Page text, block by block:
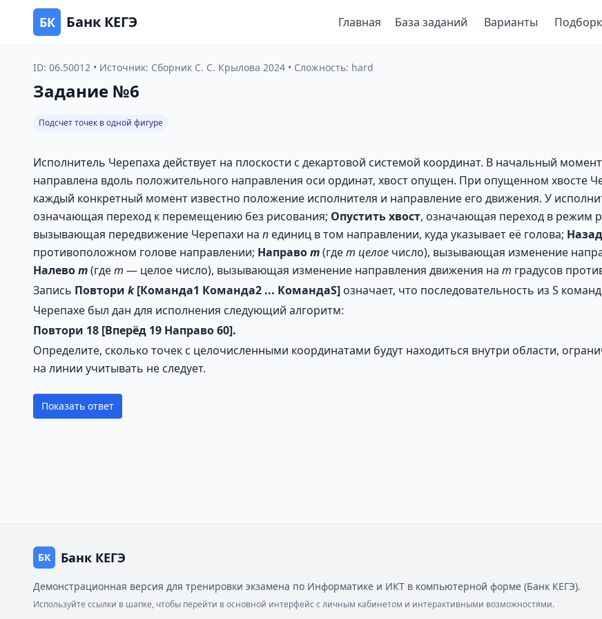
БК Банк КЕГЭ Главная База заданий Варианты
ID: 06.50012 • Источник: Сборник С. С. Крылова 2024 • Сложность: hard
Задание №6
Подсчет точек в одной фигуре
Исполнитель Черепаха действует на плоскости с декартовой системой координат. В начальный
направлена вдоль положительного направления оси ординат, хвост опущен. При опущенном хвосте
каждый конкретный момент известно положение исполнителя и направление его движения. У
означающая переход к перемещению без рисования; Опуститьхвост, означающая переход в режим
вызывающая передвижение Черепахи на п единиц в том направлении, куда указывает её голова; Назад
противоположном голове направлении; Направот(гдет целое число), вызывающая изменение
Налевот(гдет — целое число), вызывающая изменение направления движения на т градусов
Запись Повтори k [Команда1 Команда2 ... КомандаS] означает, что последовательность из S
Черепахе был дан для исполнения следующий алгоритм:
Повтори 18 [Вперёд 19 Направо60].
Определите, сколько точек с целочисленными координатами будут находиться внутри области,
на линии учитывать не следует.
Показать ответ
БК Банк КЕГЭ
Демонстрационная версия для тренировки экзамена по Информатике и ИКТ в компьютерной форме (Банк КЕГЭ).
Используйте ссылки в шапке, чтобы перейти в основной интерфейс с личным кабинетом и интерактивными возможностями.